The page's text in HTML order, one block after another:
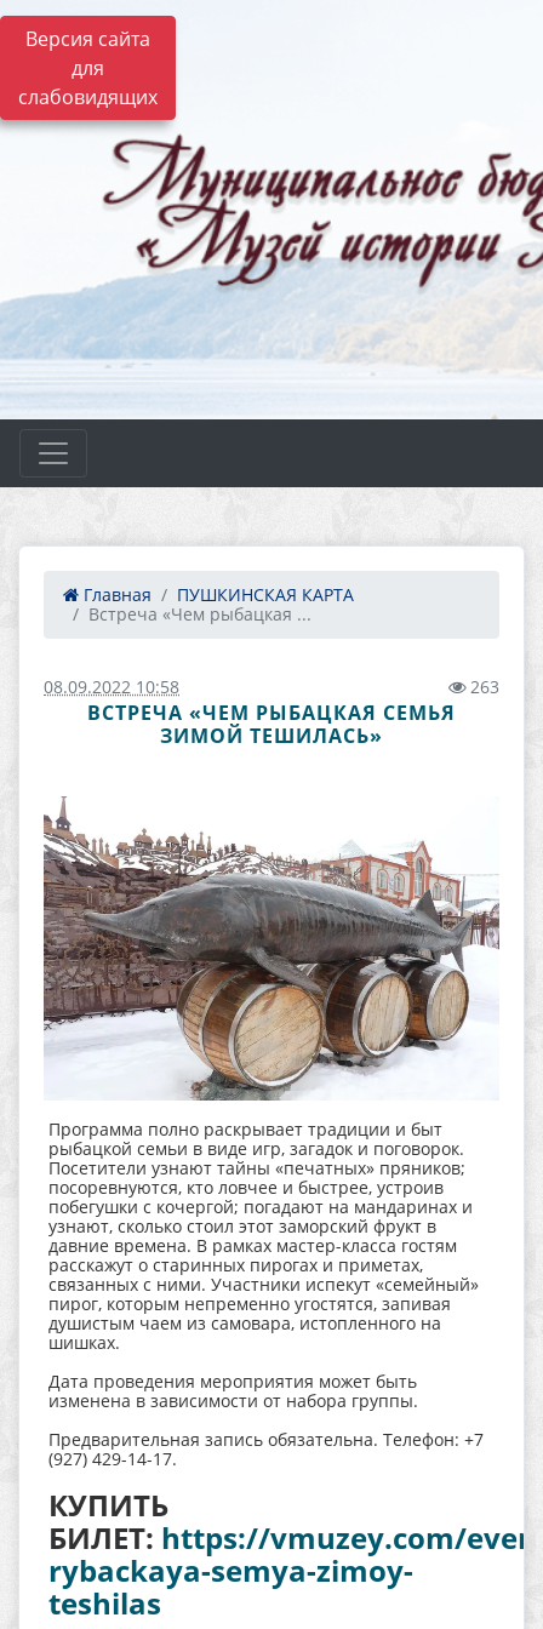
Версия сайта
для
слабовидящих
Главная
ПУШКИНСКАЯ КАРТА
Встреча «Чем рыбацкая ...
08.09.2022 10:58 263
ВСТРЕЧА «ЧЕМ РЫБАЦКАЯ СЕМЬЯ
ЗИМОЙ ТЕШИЛАСЬ»
Программа полно раскрывает традиции и быт
рыбацкой семьи в виде игр, загадок и поговорок.
Посетители узнают тайны «печатных» пряников;
посоревнуются, кто ловчее и быстрее, устроив
побегушки с кочергой; погадают на мандаринах и
узнают, сколько стоил этот заморский фрукт в
давние времена. В рамках мастер-класса гостям
расскажут о старинных пирогах и приметах,
связанных с ними. Участники испекут «семейный»
пирог, которым непременно угостятся, запивая
душистым чаем из самовара, истопленного на
шишках.
Дата проведения мероприятия может быть
изменена в зависимости от набора группы.
Предварительная запись обязательна. Телефон: +7
(927) 429-14-17.
КУПИТЬ
БИЛЕТ: https://vmuzey.com/
rybackaya-semya-zimoy-
teshilas